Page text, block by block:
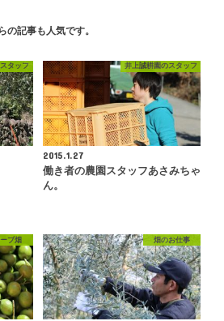
の記事も人気です。
タッフ 井上誠耕園のスタッフ
2015.1.27
働き者の農園スタッフあさみちゃ
ん。
ブ畑 畑のお仕事